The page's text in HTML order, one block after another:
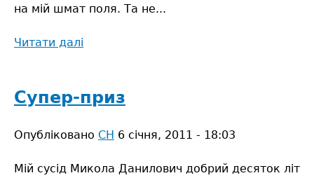
на мій шмат поля. Та не...
Читати далі
Володя
Супер-приз
Опубліковано СН 6 січня, 2011 - 18:03
Мій сусід Микола Данилович добрий десяток літ